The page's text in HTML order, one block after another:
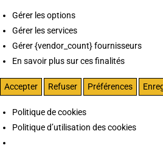
Gérer les options
Gérer les services
Gérer {vendor_count} fournisseurs
En savoir plus sur ces finalités
Accepter Refuser Préférences
Politique de cookies
Politique d’utilisation des cookies